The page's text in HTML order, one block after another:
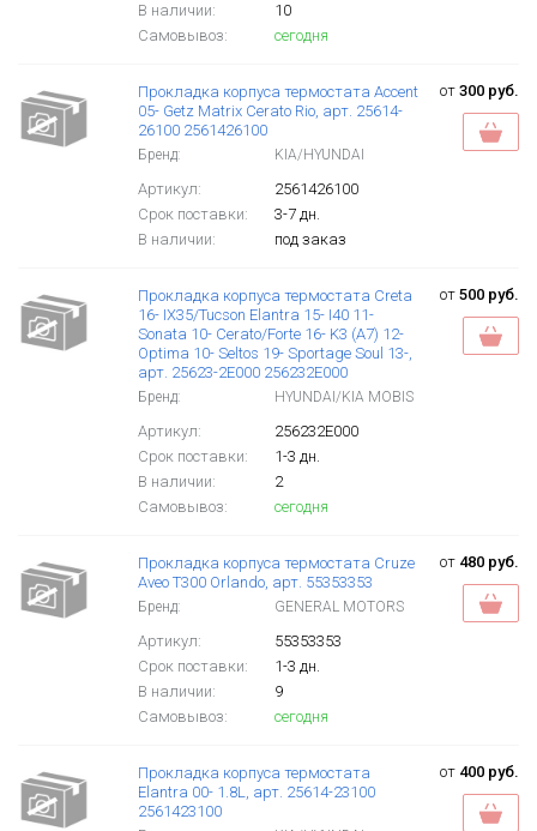
В наличии:
10
Самовывоз:
сегодня
Прокладка корпуса термостата Accent
05- Getz Matrix Cerato Rio, арт. 25614-
26100 2561426100
Бренд: KIA/HYUNDAI
Артикул:
2561426100
Срок поставки:
3-7 дн.
В наличии:
под заказ
от 300 руб.
Прокладка корпуса термостата Creta
16- IX35/Tucson Elantra 15- I40 11-
Sonata 10- Cerato/Forte 16- K3 (A7) 12-
Optima 10- Seltos 19- Sportage Soul 13-,
арт. 25623-2E000 256232E000
Бренд: HYUNDAI/KIA MOBIS
Артикул:
256232E000
Срок поставки:
1-3 дн.
В наличии:
2
Самовывоз:
сегодня
от 500 руб.
Прокладка корпуса термостата Cruze
Aveo T300 Orlando, арт. 55353353
Бренд: GENERAL MOTORS
Артикул:
55353353
Срок поставки:
1-3 дн.
В наличии:
9
Самовывоз:
сегодня
от 480 руб.
Прокладка корпуса термостата
Elantra 00- 1.8L, арт. 25614-23100
2561423100
от 400 руб.